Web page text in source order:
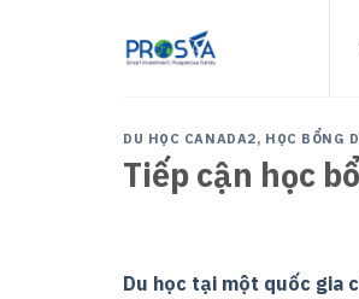
DU HỌC CANADA2, HỌC BỔNG
Tiếp cận học
Du học tại một quốc gia